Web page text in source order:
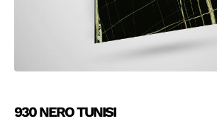
930 NERO TUNISI